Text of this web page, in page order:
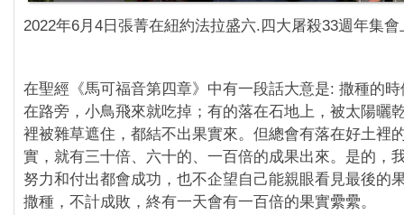
2022年6月4日張菁在紐約法拉盛六.四大屠殺33週年集
在聖經《馬可福音第四章》中有一段話大意是: 撒種的
在路旁，小鳥飛來就吃掉；有的落在石地上，被太陽曬
裡被雜草遮住，都結不出果實來。但總會有落在好土裡
實，就有三十倍、六十的、一百倍的成果出來。是的，
努力和付出都會成功，也不企望自己能親眼看見最後的
撒種，不計成敗，終有一天會有一百倍的果實纍纍。